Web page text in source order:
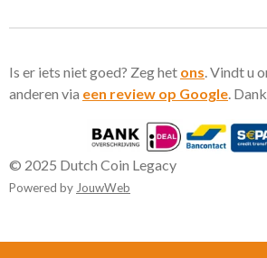
Is er iets niet goed? Zeg het ons . Vindt u
anderen via een review op Google .
© 2025 Dutch Coin Legacy
Powered by JouwWeb